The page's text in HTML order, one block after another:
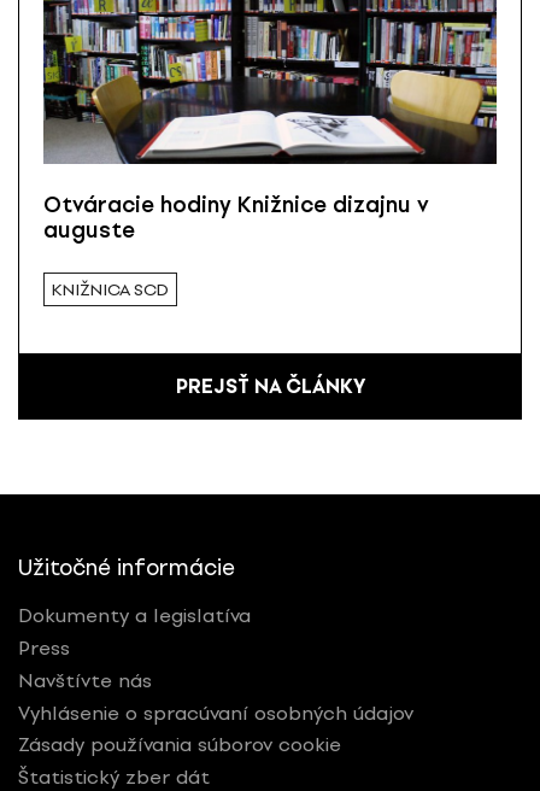
Otváracie hodiny Knižnice dizajnu v
auguste
KNIŽNICA SCD
PREJSŤ NA ČLÁNKY
Užitočné informácie
Dokumenty a legislatíva
Press
Navštívte nás
Vyhlásenie o spracúvaní osobných údajov
Zásady používania súborov cookie
Štatistický zber dát